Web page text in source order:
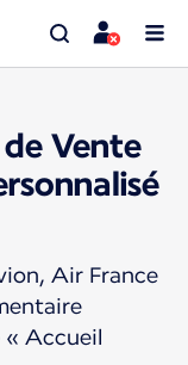
Vente
Air France
Accueil